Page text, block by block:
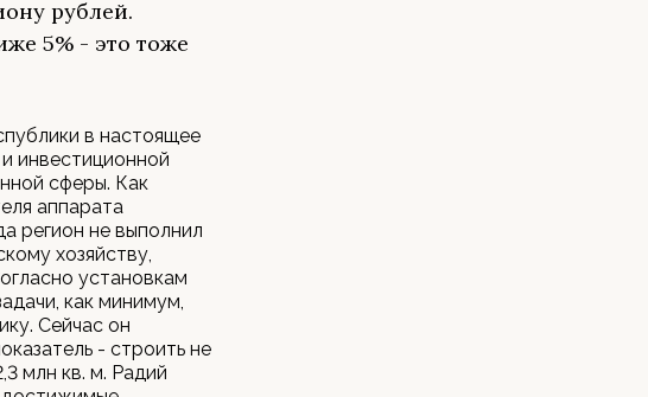
рублей.
5% - это тоже
в настоящее
инвестиционной
сферы. Как
аппарата
регион не выполнил
хозяйству,
установкам
как минимум,
Сейчас он
- строить не
млн кв. м. Радий